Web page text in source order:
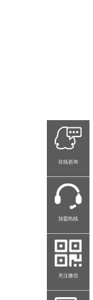
在线咨询
加盟热线
关注微信